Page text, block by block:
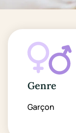
Genre
Garçon